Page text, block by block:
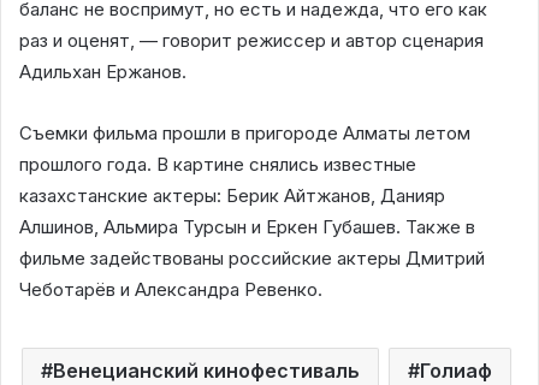
баланс не воспримут, но есть и надежда, что его как
раз и оценят, — говорит режиссер и автор сценария
Адильхан Ержанов.
Съемки фильма прошли в пригороде Алматы летом
прошлого года. В картине снялись известные
казахстанские актеры: Берик Айтжанов, Данияр
Алшинов, Альмира Турсын и Еркен Губашев. Также в
фильме задействованы российские актеры Дмитрий
Чеботарёв и Александра Ревенко.
Венецианский кинофестиваль Голиаф